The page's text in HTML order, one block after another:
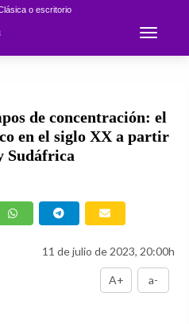
o escritorio
Toggle
de concentración: el
en el siglo XX a partir
Sudáfrica
11 de julio de 2023, 20:00h
A+ a-